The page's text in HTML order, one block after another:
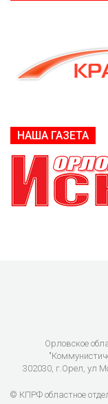
НАША ГАЗЕТА
Орловское
302030, г.Орел, ул
© КПРФ областное